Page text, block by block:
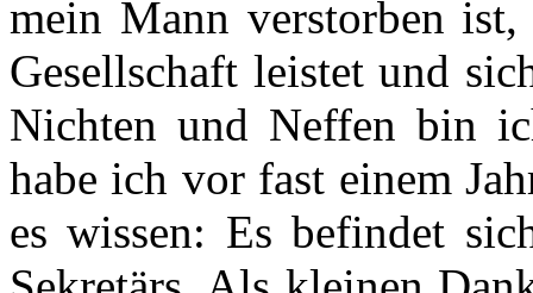
mein Mann verstorben
Gesellschaft leistet und
Nichten und Neffen bin
habe ich vor fast einem
es wissen: Es befindet